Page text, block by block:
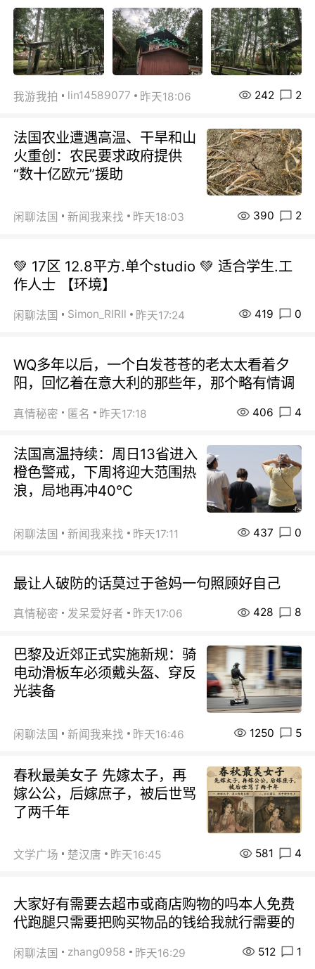
我游我拍 lin14589077 昨天18:06 242 2
法国农业遭遇高温、干旱和山
火重创：农民要求政府提供
“数十亿欧元”援助
闲聊法国 新闻我来找 昨天18:03 390 2
💚 17区 12.8平方.单个studio 💚 适合学生.工
作人士 【环境】
闲聊法国 Simon_RIRIl 昨天17:24 419 0
WQ多年以后，一个白发苍苍的老太太看着夕
阳，回忆着在意大利的那些年，那个略有情调
真情秘密 匿名 昨天17:18 406 4
法国高温持续：周日13省进入
橙色警戒，下周将迎大范围热
浪，局地再冲40℃
闲聊法国 新闻我来找 昨天17:11 437 0
最让人破防的话莫过于爸妈一句照顾好自己
真情秘密 发呆爱好者 昨天17:06 428 8
巴黎及近郊正式实施新规：骑
电动滑板车必须戴头盔、穿反
光装备
闲聊法国 新闻我来找 昨天16:46 1250 5
春秋最美女子 先嫁太子，再
嫁公公，后嫁庶子，被后世骂
了两千年
文学广场 楚汉唐 昨天16:45 581 4
大家好有需要去超市或商店购物的吗本人免费
代跑腿只需要把购买物品的钱给我就行需要的
闲聊法国 zhang0958 昨天16:29 512 1